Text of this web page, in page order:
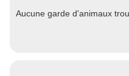
Aucune garde d'animaux